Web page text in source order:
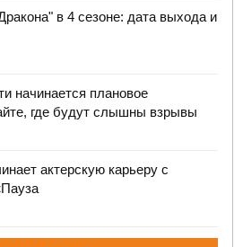
в 4 сезоне: дата выхода и
начинается плановое
где будут слышны взрывы
актерскую карьеру с